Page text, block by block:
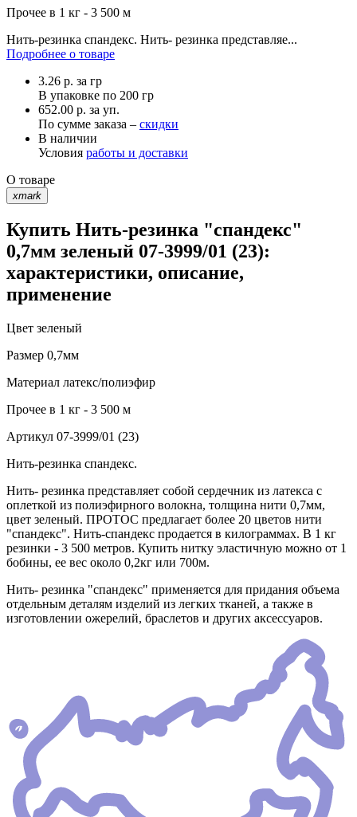
Прочее в 1 кг - 3 500 м
Нить-резинка спандекс. Нить- резинка представляе...
Подробнее о товаре
3.26 р. за гр
В упаковке по 200 гр
652.00 р. за уп.
По сумме заказа – скидки
В наличии
Условия работы и доставки
О товаре
xmark
Купить Нить-резинка "спандекс"
0,7мм зеленый 07-3999/01 (23):
характеристики, описание,
применение
Цвет зеленый
Размер 0,7мм
Материал латекс/полиэфир
Прочее в 1 кг - 3 500 м
Артикул 07-3999/01 (23)
Нить-резинка спандекс.
Нить- резинка представляет собой сердечник из латекса с
оплеткой из полиэфирного волокна, толщина нити 0,7мм,
цвет зеленый. ПРОТОС предлагает более 20 цветов нити
"спандекс". Нить-спандекс продается в килограммах. В 1 кг
резинки - 3 500 метров. Купить нитку эластичную можно от 1
бобины, ее вес около 0,2кг или 700м.
Нить- резинка "спандекс" применяется для придания объема
отдельным деталям изделий из легких тканей, а также в
изготовлении ожерелий, браслетов и других аксессуаров.